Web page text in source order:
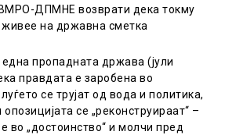
ВМРО-ДПМНЕ возврати дека токму
на државна сметка
пропадната држава (јули
правдата е заробена во
се трујат од вода и политика,
се „реконструираат“ –
во „достоинство“ и молчи пред